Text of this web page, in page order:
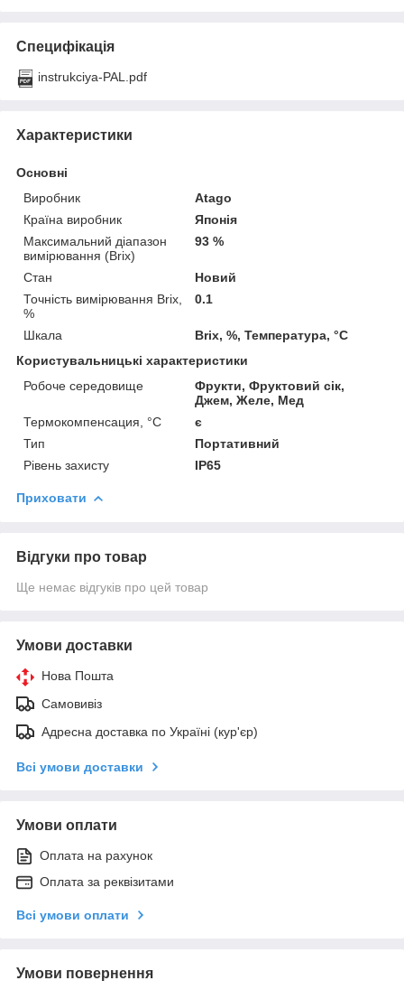
Специфікація
instrukciya-PAL.pdf
Характеристики
Основні
Виробник
Atago
Країна виробник
Японія
Максимальний діапазон
вимірювання (Brix)
93 %
Стан
Новий
Точність вимірювання Brix,
%
0.1
Шкала
Brix, %, Температура, °C
Користувальницькі характеристики
Робоче середовище
Фрукти, Фруктовий сік,
Джем, Желе, Мед
Термокомпенсация, °C
є
Тип
Портативний
Рівень захисту
IP65
Приховати
Відгуки про товар
Ще немає відгуків про цей товар
Умови доставки
Нова Пошта
Самовивіз
Адресна доставка по Україні (кур'єр)
Всі умови доставки
Умови оплати
Оплата на рахунок
Оплата за реквізитами
Всі умови оплати
Умови повернення